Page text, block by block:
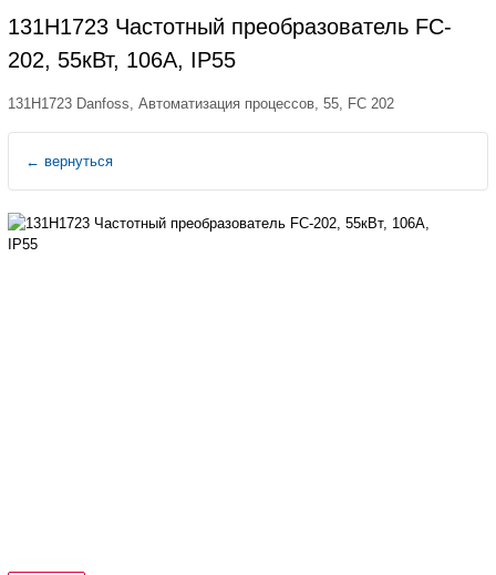
131H1723 Частотный преобразователь FC-
202, 55кВт, 106А, IP55
131H1723 Danfoss, Автоматизация процессов, 55, FC 202
← вернуться